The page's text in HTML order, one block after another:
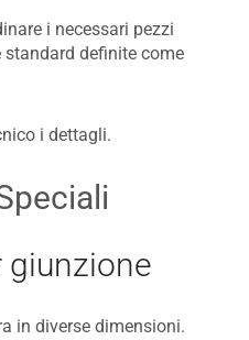
i necessari pezzi
definite come
i dettagli.
giunzione
in diverse dimensioni.